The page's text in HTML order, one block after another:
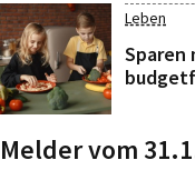
Leben
Sparen
Melder vom